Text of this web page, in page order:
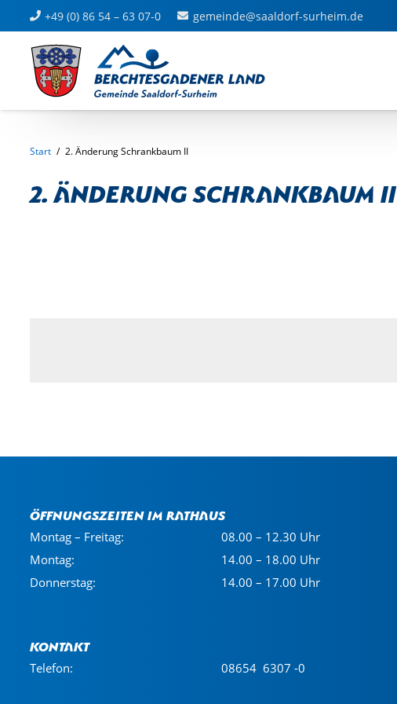
+49 (0) 86 54 – 63 07-0 gemeinde@saaldorf-surheim.de
Start / 2. Änderung Schrankbaum II
2. Änderung Schrankbaum II
Öffnungszeiten im Rathaus
Montag – Freitag:
08.00 – 12.30 Uhr
Montag:
14.00 – 18.00 Uhr
Donnerstag:
14.00 – 17.00 Uhr
Kontakt
Telefon: 08654 6307 -0